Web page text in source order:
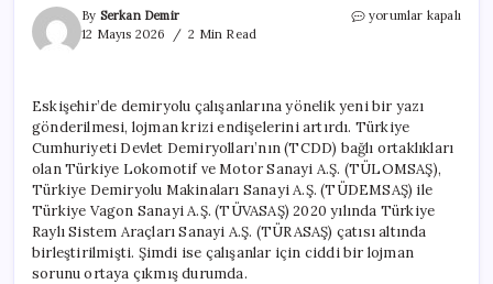
By Serkan Demir
12 Mayıs 2026
2 Min Read
Eskişehir’de
Gündemde:
TÜRASAŞ’a
Tepkiler
Artıyor
için
yorumlar kapalı
Eskişehir’de demiryolu çalışanlarına yönelik yeni bir yazı
gönderilmesi, lojman krizi endişelerini artırdı. Türkiye
Cumhuriyeti Devlet Demiryolları’nın (TCDD) bağlı ortaklıkları
olan Türkiye Lokomotif ve Motor Sanayi A.Ş. (TÜLOMSAŞ),
Türkiye Demiryolu Makinaları Sanayi A.Ş. (TÜDEMSAŞ) ile
Türkiye Vagon Sanayi A.Ş. (TÜVASAŞ) 2020 yılında Türkiye
Raylı Sistem Araçları Sanayi A.Ş. (TÜRASAŞ) çatısı altında
birleştirilmişti. Şimdi ise çalışanlar için ciddi bir lojman
sorunu ortaya çıkmış durumda.